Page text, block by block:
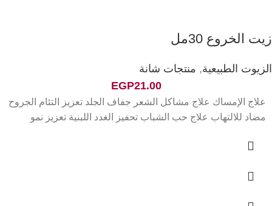
زيت الخروع 30مل
الزيوت الطبيعية, منتجات شانة
EGP21.00
علاج الإمساك علاج مشاكل الشعر جفاف الجلد تعزيز التئام الجروح
مضاد للالتهاب علاج حب الشباب تحفيز الغدد اللبنية تعزيز نمو